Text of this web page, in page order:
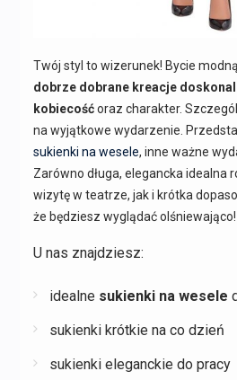
Twój styl to wizerunek! Bycie
dobrze dobrane kreacje
kobiecośćoraz charakter.
na wyjątkowe wydarzenie.
sukienki na wesele, inne ważne
Zarówno długa, elegancka idealna
wizytę w teatrze, jak i krótka
że będziesz wyglądać olśniewająco!
U nas znajdziesz:
idealne sukienki na wesele
sukienki krótkie na co dzień
sukienki eleganckie do pracy